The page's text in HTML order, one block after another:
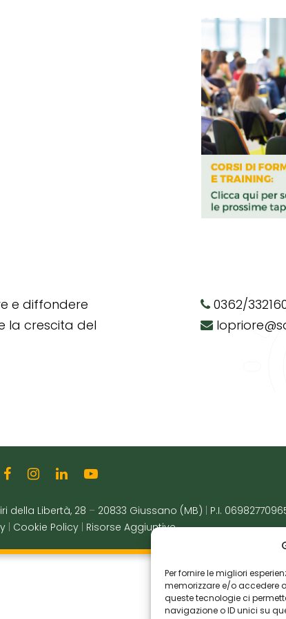
Per fornire le migliori
memorizzare e/o accedere
queste tecnologie ci
navigazione o ID unici su
e diffondere
la crescita del
0362/
della Libertà, 28 – 20833 Giussano (MB)
P.I.
Cookie Policy Risorse Aggiuntive